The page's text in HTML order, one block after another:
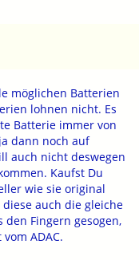
möglichen Batterien
lohnen nicht. Es
Batterie immer von
dann noch auf
auch nicht deswegen
Kaufst Du
wie sie original
auch die gleiche
Fingern gesogen,
ADAC.